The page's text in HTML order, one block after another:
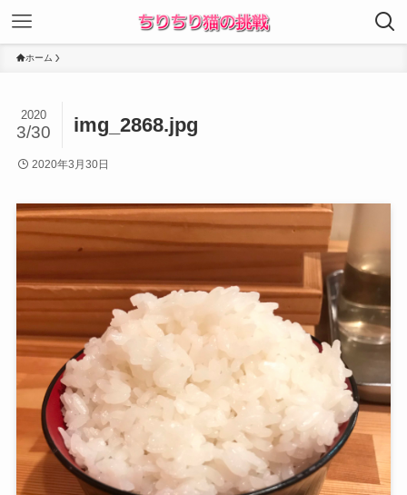
ホーム
img_2868.jpg
2020
3/30
2020年3月30日